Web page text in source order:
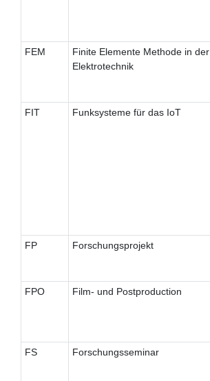
FEM
Finite Elemente Methode in der
Elektrotechnik
FIT Funksysteme für das IoT
FP Forschungsprojekt
FPO Film- und Postproduction
FS Forschungsseminar